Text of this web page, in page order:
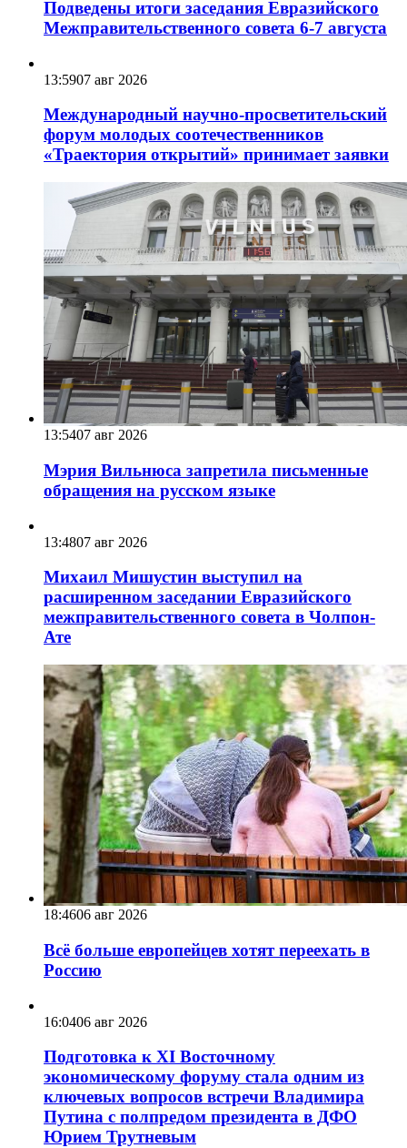
Подведены итоги заседания Евразийского
Межправительственного совета 6-7 августа
13:5907 авг 2026
Международный научно-просветительский
форум молодых соотечественников
«Траектория открытий» принимает заявки
13:5407 авг 2026
Мэрия Вильнюса запретила письменные
обращения на русском языке
13:4807 авг 2026
Михаил Мишустин выступил на
расширенном заседании Евразийского
межправительственного совета в Чолпон-
Ате
18:4606 авг 2026
Всё больше европейцев хотят переехать в
Россию
16:0406 авг 2026
Подготовка к XI Восточному
экономическому форуму стала одним из
ключевых вопросов встречи Владимира
Путина с полпредом президента в ДФО
Юрием Трутневым